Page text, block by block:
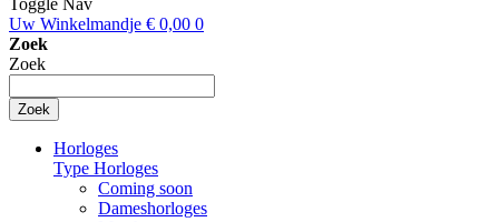
Toggle Nav
Uw Winkelmandje € 0,00 0
Zoek
Zoek
Zoek
Horloges
Type Horloges
Coming soon
Dameshorloges